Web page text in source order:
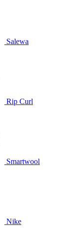
Salewa
Rip Curl
Smartwool
Nike